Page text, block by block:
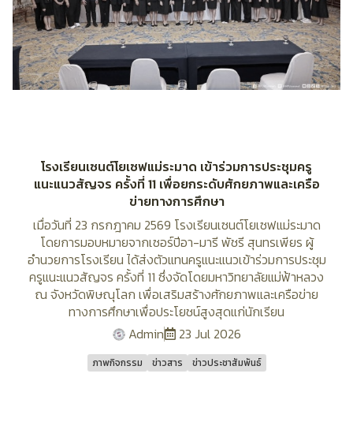
โรงเรียนเซนต์โยเซฟแม่ระมาด เข้าร่วมการประชุมครู
แนะแนวสัญจร ครั้งที่ 11 เพื่อยกระดับศักยภาพและเครือ
ข่ายทางการศึกษา
เมื่อวันที่ 23 กรกฎาคม 2569 โรงเรียนเซนต์โยเซฟแม่ระมาด
โดยการมอบหมายจากเซอร์ปีอา-มารี พัชรี สุนทรเพียร ผู้
อำนวยการโรงเรียน ได้ส่งตัวแทนครูแนะแนวเข้าร่วมการประชุม
ครูแนะแนวสัญจร ครั้งที่ 11 ซึ่งจัดโดยมหาวิทยาลัยแม่ฟ้าหลวง
ณ จังหวัดพิษณุโลก เพื่อเสริมสร้างศักยภาพและเครือข่าย
ทางการศึกษาเพื่อประโยชน์สูงสุดแก่นักเรียน
Admin
23 Jul 2026
ภาพกิจกรรม ข่าวสาร ข่าวประชาสัมพันธ์